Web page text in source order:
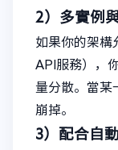
2）多實例
如果你的架構
API服務），
量分散。當某
崩掉。
3）配合自